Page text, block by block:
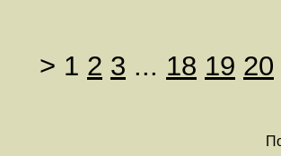
> 1 2 3 ... 18 19 20